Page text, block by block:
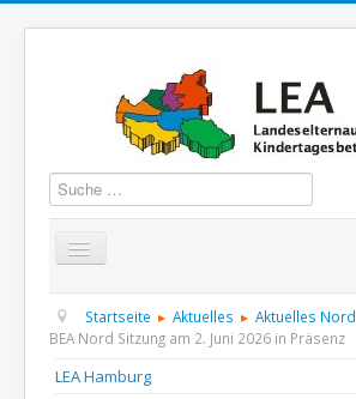
Suchen
Startseite Über uns Aktuelles
Informationen
Startseite Aktuelles Aktuelles Nord
BEA Nord Sitzung am 2. Juni 2026 in Präsenz
LEA Hamburg